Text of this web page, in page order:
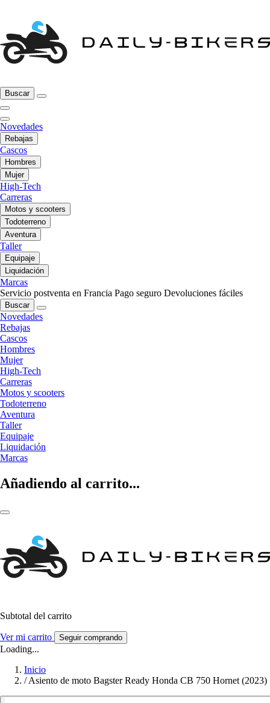
Buscar
Novedades
Rebajas
Cascos
Hombres
Mujer
High-Tech
Carreras
Motos y scooters
Todoterreno
Aventura
Taller
Equipaje
Liquidación
Marcas
Servicio postventa en Francia Pago seguro Devoluciones fáciles
Buscar
Novedades
Rebajas
Cascos
Hombres
Mujer
High-Tech
Carreras
Motos y scooters
Todoterreno
Aventura
Taller
Equipaje
Liquidación
Marcas
Añadiendo al carrito...
Subtotal del carrito
Ver mi carrito Seguir comprando
Loading...
Inicio
/ Asiento de moto Bagster Ready Honda CB 750 Hornet (2023)